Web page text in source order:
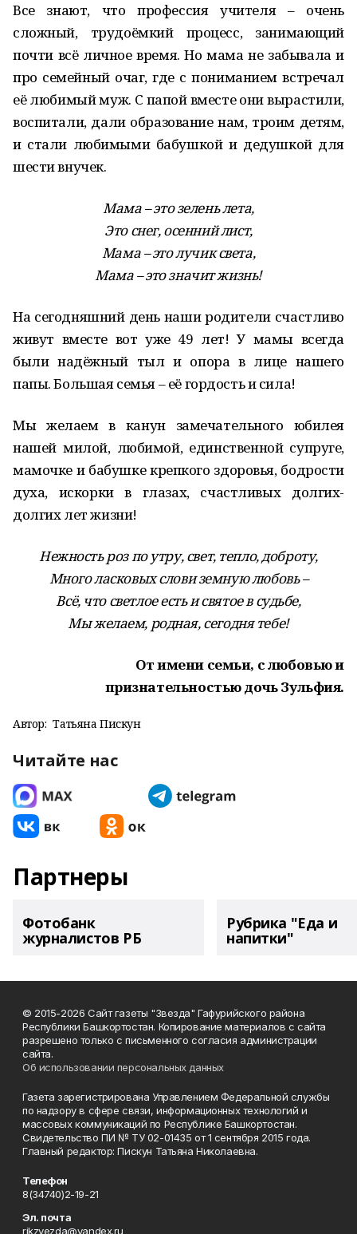
Все знают, что профессия учителя – очень
сложный, трудоёмкий процесс, занимающий
почти всё личное время. Но мама не забывала и
про семейный очаг, где с пониманием встречал
её любимый муж. С папой вместе они вырастили,
воспитали, дали образование нам, троим детям,
и стали любимыми бабушкой и дедушкой для
шести внучек.
Мама – это зелень лета,
Это снег, осенний лист,
Мама – это лучик света,
Мама – это значит жизнь!
На сегодняшний день наши родители счастливо
живут вместе вот уже 49 лет! У мамы всегда
были надёжный тыл и опора в лице нашего
папы. Большая семья – её гордость и сила!
Мы желаем в канун замечательного юбилея
нашей милой, любимой, единственной супруге,
мамочке и бабушке крепкого здоровья, бодрости
духа, искорки в глазах, счастливых долгих-
долгих лет жизни!
Нежность роз по утру, свет, тепло, доброту,
Много ласковых слови земную любовь –
Всё, что светлое есть и святое в судьбе,
Мы желаем, родная, сегодня тебе!
От имени семьи, с любовью и
признательностью дочь Зульфия.
Автор: Татьяна Пискун
Читайте нас
Партнеры
Фотобанк
журналистов РБ
Рубрика "Еда и
напитки"
© 2015-2026 Сайт газеты "Звезда" Гафурийского района
Республики Башкортостан. Копирование материалов с сайта
разрешено только с письменного согласия администрации
сайта.
Об использовании персональных данных
Газета зарегистрирована Управлением Федеральной службы
по надзору в сфере связи, информационных технологий и
массовых коммуникаций по Республике Башкортостан.
Свидетельство ПИ № ТУ 02-01435 от 1 сентября 2015 года.
Главный редактор: Пискун Татьяна Николаевна.
Телефон
8(34740)2-19-21
Эл. почта
rikzvezda@yandex.ru